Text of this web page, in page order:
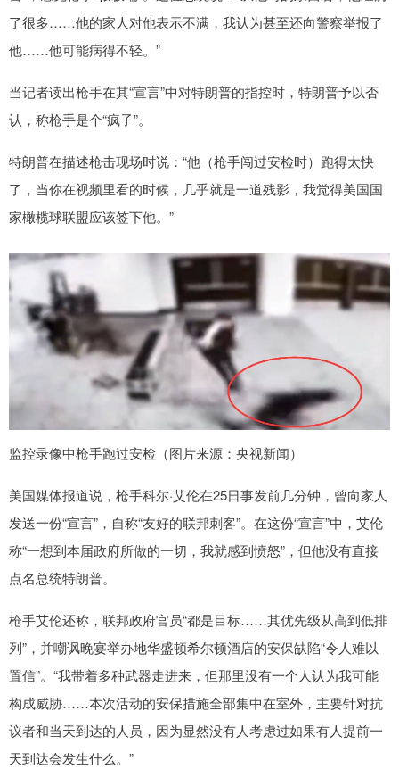
了很多……他的家人对他表示不满，我认为甚至还向警察举报了
他……他可能病得不轻。”
当记者读出枪手在其“宣言”中对特朗普的指控时，特朗普予以否
认，称枪手是个“疯子”。
特朗普在描述枪击现场时说：“他（枪手闯过安检时）跑得太快
了，当你在视频里看的时候，几乎就是一道残影，我觉得美国国
家橄榄球联盟应该签下他。”
监控录像中枪手跑过安检（图片来源：央视新闻）
美国媒体报道说，枪手科尔·艾伦在25日事发前几分钟，曾向家人
发送一份“宣言”，自称“友好的联邦刺客”。在这份“宣言”中，艾伦
称“一想到本届政府所做的一切，我就感到愤怒”，但他没有直接
点名总统特朗普。
枪手艾伦还称，联邦政府官员“都是目标……其优先级从高到低排
列”，并嘲讽晚宴举办地华盛顿希尔顿酒店的安保缺陷“令人难以
置信”。“我带着多种武器走进来，但那里没有一个人认为我可能
构成威胁……本次活动的安保措施全部集中在室外，主要针对抗
议者和当天到达的人员，因为显然没有人考虑过如果有人提前一
天到达会发生什么。”